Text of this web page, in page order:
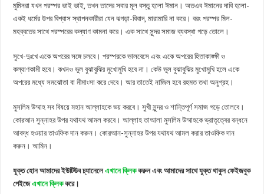
মুমিনরা যখন পরস্পর ভাই ভাই, তখন তাদের সবার মূল বস্তু হলো ঈমান। অতএব ঈমানের দাবি হলো-
একই ধর্মের উপর বিশ্বাস স্থাপনকারীরা যেন ঝগড়া-বিবাদ, মারামারি না করে। বরং পরস্পর মিল-
মহব্বতের সাথে পরস্পরের কল্যাণ কামনা করে। এক সাথে সুন্দর সমাজ ব্যবস্থা গড়ে তোলে।
সুখে-দুঃখে একে অপরের সঙ্গে চলবে। পরস্পরকে ভালবেসে এবং একে অপরের হিতাকাঙ্ক্ষী ও
কল্যাণকামী হবে। কখনও ভুল বুঝাবুঝির মুখোমুখি হবে না। কেউ ভুল বুঝাবুঝির মুখোমুখি হলে একে
অপরের মধ্যে সমঝোতা বা মীমাংসা করে দেবে। আর তাতেই নাজিল হবে রহমত তথা অনুগ্রহ।
মুসলিম উম্মাহ সব বিষয়ে মহান আল্লাহকে ভয় করবে। সুখী সুন্দর ও শান্তিপূর্ণ সমাজ গড়ে তোলবে।
কোরআন সুন্নাহর উপর যথাযথ আমল করবে। আল্লাহ তাআলা মুসলিম উম্মাহকে ভ্রাতৃত্বের বন্ধনে
আবদ্ধ হওয়ার তাওফিক দান করুন। কোরআন-সুন্নাহর উপর যথাযথ আমল করার তাওফিক দান
করুন। আমিন।
যুক্ত হোন আমাদের ইউটিউব চ্যানেলেএখানে ক্লিককরুন এবং আমাদের সাথে যুক্ত থাকুন ফেইজবুক
পেইজেএখানে ক্লিককরে।